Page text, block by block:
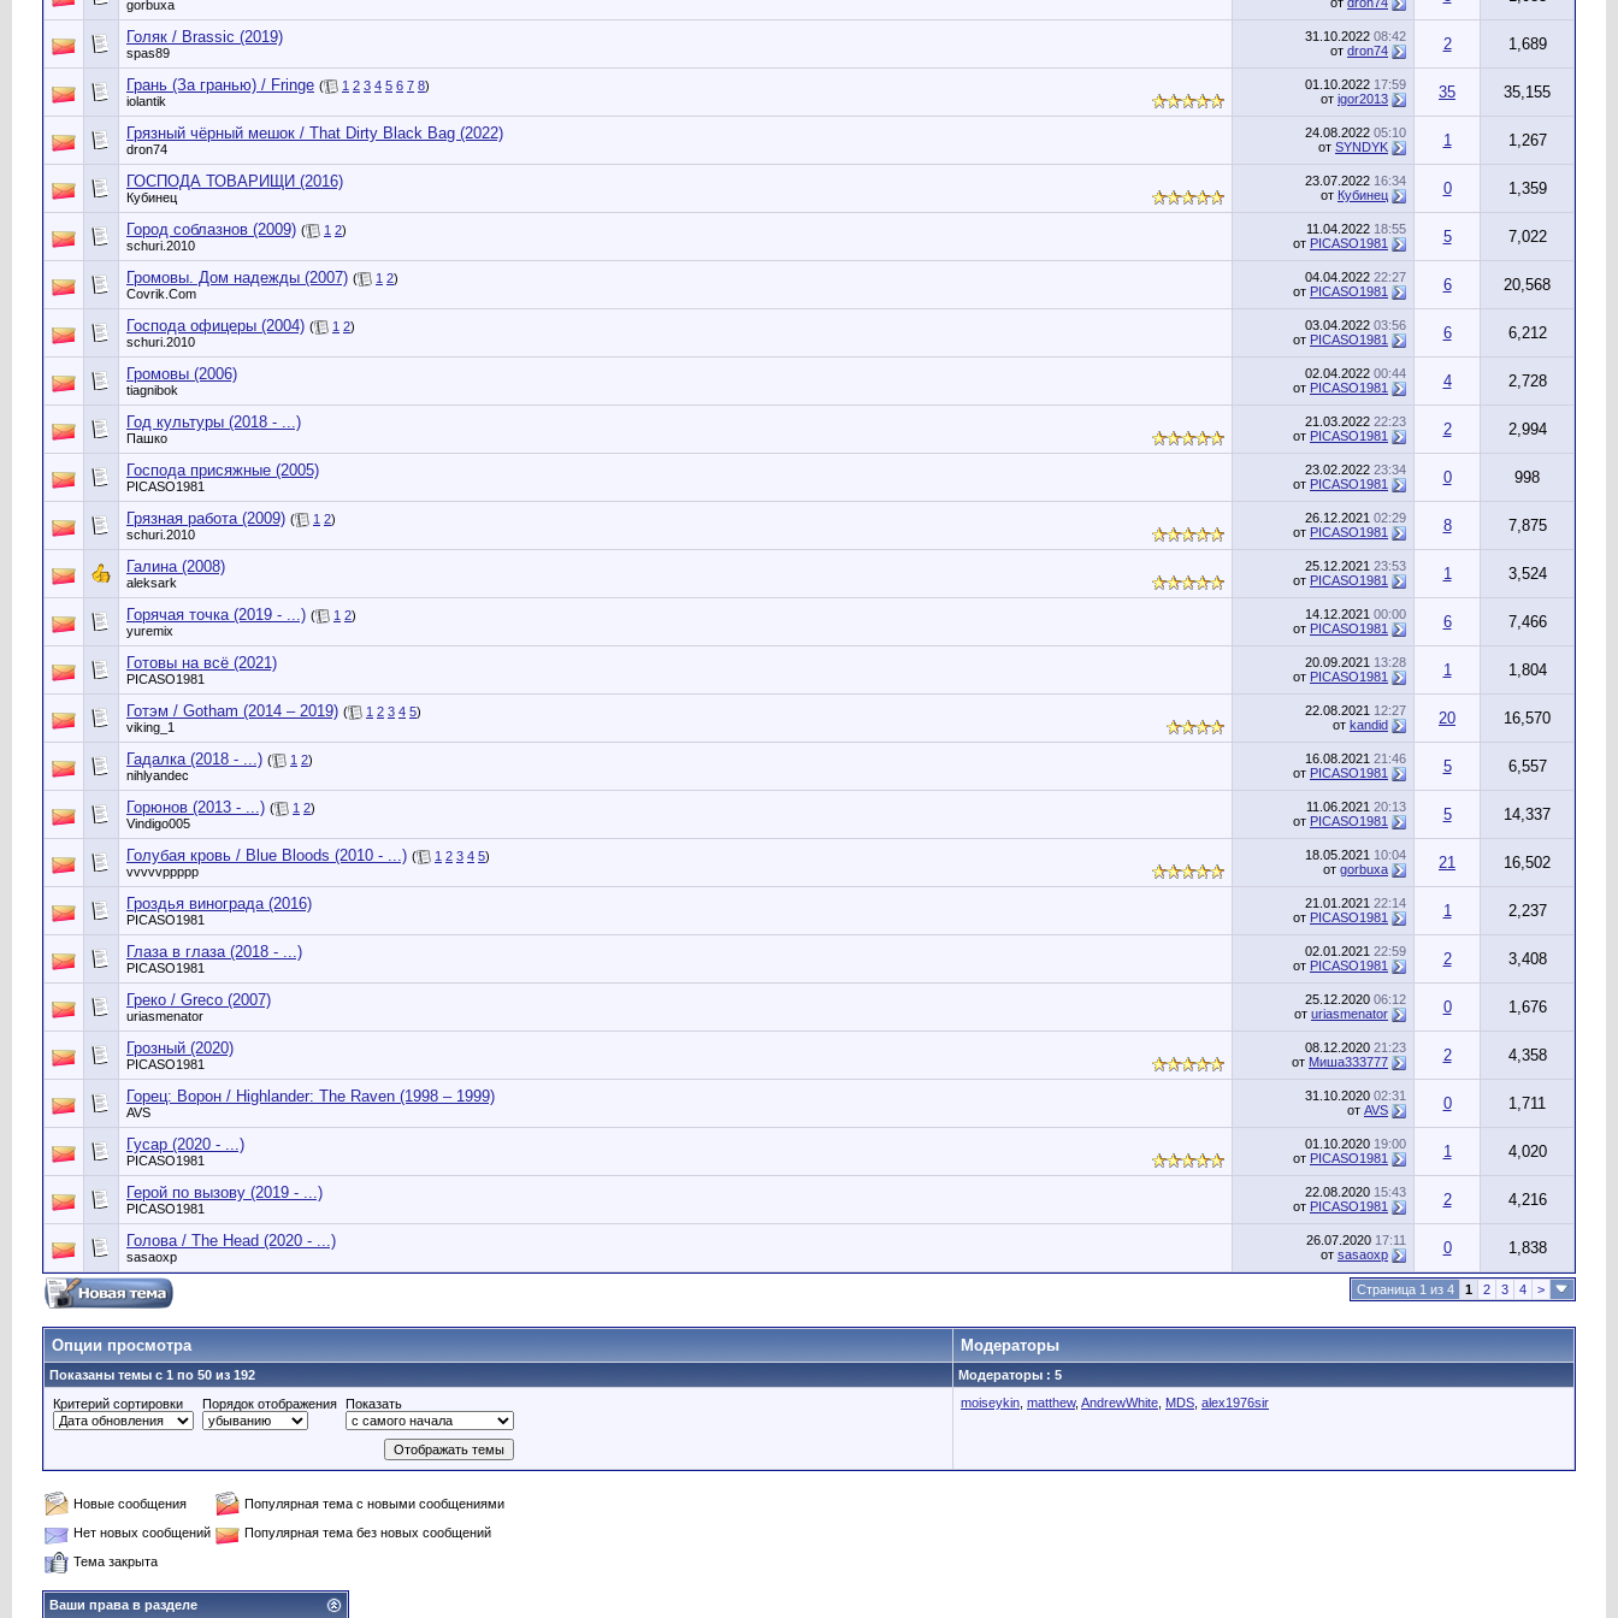
gorbuxa
Голяк / Brassic (2019)
spas89
31.10.2022 08:42
от dron74 2 1,689
Грань (За гранью) / Fringe ( 1 2 3 4 5 6 7 8)
iolantik
01.10.2022 17:59
от igor2013 35 35,155
Грязный чёрный мешок / That Dirty Black Bag (2022)
dron74
24.08.2022 05:10
от SYNDYK 1 1,267
ГОСПОДА ТОВАРИЩИ (2016)
Кубинец
23.07.2022 16:34
от Кубинец 0 1,359
Город соблазнов (2009) ( 1 2)
schuri.2010
11.04.2022 18:55
от PICASO1981 5 7,022
Громовы. Дом надежды (2007) ( 1 2)
Сovrik.Com
04.04.2022 22:27
от PICASO1981 6 20,568
Господа офицеры (2004) ( 1 2)
schuri.2010
03.04.2022 03:56
от PICASO1981 6 6,212
Громовы (2006)
tiagnibok
02.04.2022 00:44
от PICASO1981 4 2,728
Год культуры (2018 - ...)
Пашко
21.03.2022 22:23
от PICASO1981 2 2,994
Господа присяжные (2005)
PICASO1981
23.02.2022 23:34
от PICASO1981 0 998
Грязная работа (2009) ( 1 2)
schuri.2010
26.12.2021 02:29
от PICASO1981 8 7,875
Галина (2008)
aleksark
25.12.2021 23:53
от PICASO1981 1 3,524
Горячая точка (2019 - ...) ( 1 2)
yuremix
14.12.2021 00:00
от PICASO1981 6 7,466
Готовы на всё (2021)
PICASO1981
20.09.2021 13:28
от PICASO1981 1 1,804
Готэм / Gotham (2014 – 2019) ( 1 2 3 4 5)
viking_1
22.08.2021 12:27
от kandid 20 16,570
Гадалка (2018 - ...) ( 1 2)
nihlyandec
16.08.2021 21:46
от PICASO1981 5 6,557
Горюнов (2013 - ...) ( 1 2)
Vindigo005
11.06.2021 20:13
от PICASO1981 5 14,337
Голубая кровь / Blue Bloods (2010 - ...) ( 1 2 3 4 5)
vvvvvppppp
18.05.2021 10:04
от gorbuxa 21 16,502
Гроздья винограда (2016)
PICASO1981
21.01.2021 22:14
от PICASO1981 1 2,237
Глаза в глаза (2018 - ...)
PICASO1981
02.01.2021 22:59
от PICASO1981 2 3,408
Греко / Greco (2007)
uriasmenator
25.12.2020 06:12
от uriasmenator 0 1,676
Грозный (2020)
PICASO1981
08.12.2020 21:23
от Миша333777 2 4,358
Горец: Ворон / Highlander: The Raven (1998 – 1999)
AVS
31.10.2020 02:31
от AVS 0 1,711
Гусар (2020 - ...)
PICASO1981
01.10.2020 19:00
от PICASO1981 1 4,020
Герой по вызову (2019 - ...)
PICASO1981
22.08.2020 15:43
от PICASO1981 2 4,216
Голова / The Head (2020 - ...)
sasaoxp
26.07.2020 17:11
от sasaoxp 0 1,838
Страница 1 из 4 1 2 3 4 >
Опции просмотра Модераторы
Показаны темы с 1 по 50 из 192
Модераторы : 5
Критерий сортировки
Порядок отображения Показать moiseykin matthew, AndrewWhite MDS alex1976sir
Новые сообщения
Популярная тема с новыми сообщениями
Нет новых сообщений
Популярная тема без новых сообщений
Тема закрыта
Ваши права в разделе